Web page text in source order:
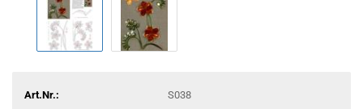
Art.Nr.:
S038